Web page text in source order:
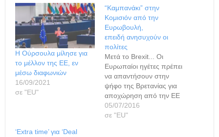
Η Ούρσουλα μίλησε για
το μέλλον της ΕΕ, εν
μέσω διαφωνιών
16/09/2021
σε "ΕU"
“Καμπανάκι” στην
Κομισιόν από την
Ευρωβουλή,
επειδή ανησυχούν οι
πολίτες
Μετά το Brexit... Οι
Ευρωπαίοι ηγέτες πρέπει
να απαντήσουν στην
ψήφο της Βρετανίας για
αποχώρηση από την ΕΕ
στηρίζοντας ακόμη
περισσότερο το
05/07/2016
σε "ΕU"
‘Extra time’ για ‘Deal